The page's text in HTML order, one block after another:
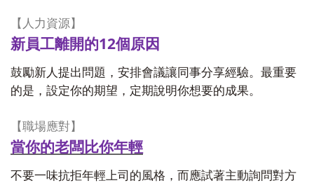
【人力資源】
新員工離開的12個原因
鼓勵新人提出問題，安排會議讓同事分享經驗。最重要
的是，設定你的期望，定期說明你想要的成果。
【職場應對】
當你的老闆比你年輕
不要一味抗拒年輕上司的風格，而應試著主動詢問對方